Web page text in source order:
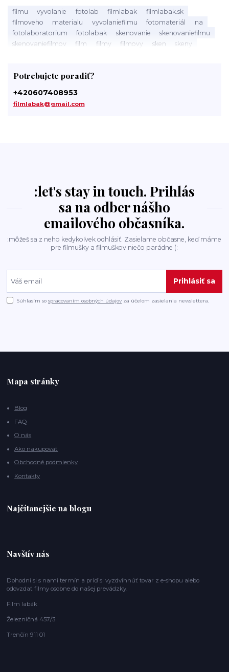
filmu vyvolanie fotolab filmlabak
filmlabak.sk
filmoveho
materialu vyvolaniefilmu fotomateriál
na
fotolaboratorium
fotolabak skenovanie
skenovaniefilmu
skenovaniefilmov
film filmy filmovy sken
skeny
svetlocitlivý
slovensku
fotosluzba
digitalizacia
digitalizaciafilmov
material
Potrebujete poradiť?
+420607408953
filmlabak@gmail.com
:let's stay in touch. Prihlás
sa na odber nášho
emailového občasníka.
:môžeš sa z neho kedykoľvek odhlásiť. Zasielame občasne, keď máme
pre filmušky a filmuškov niečo parádne (:
Prihlásiť sa
Súhlasím sospracovaním osobných údajov za účelom zasielania newslettera.
Mapa stránky
Blog
FAQ
O nás
Ako nakupovať
Obchodné podmienky
Kontakty
Najčítanejšie na blogu
Navštív nás
Dohodni si s nami termín a príď si vyzdvihnúť tovar z e-shopu alebo
odovzdať filmy osobne do našej prevádzky.
Film labák
Železničná 457/3
Trenčín 911 01